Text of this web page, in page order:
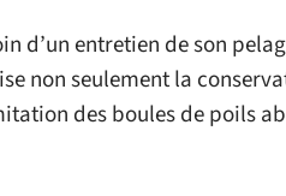
d’un entretien de son
non seulement la
des boules de poils